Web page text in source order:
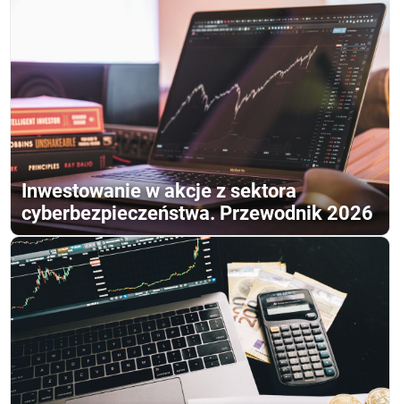
Inwestowanie w akcje z sektora
cyberbezpieczeństwa. Przewodnik 2026